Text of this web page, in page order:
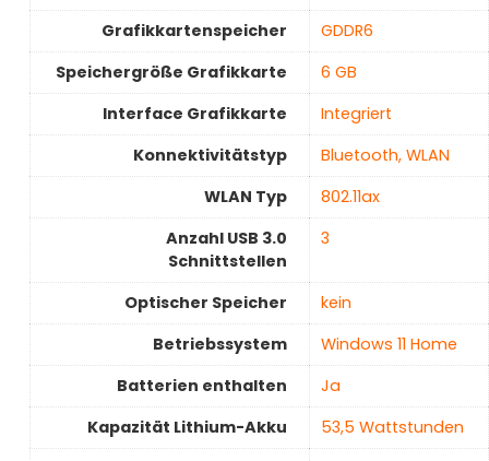
Grafikkartenspeicher
‎GDDR6
Speichergröße Grafikkarte
‎6 GB
Interface Grafikkarte
‎Integriert
Konnektivitätstyp
‎Bluetooth, WLAN
WLAN Typ
‎802.11ax
Anzahl USB 3.0
Schnittstellen
3
Optischer Speicher
‎kein
Betriebssystem
‎Windows 11 Home
Batterien enthalten
‎Ja
Kapazität Lithium-Akku
‎53,5 Wattstunden